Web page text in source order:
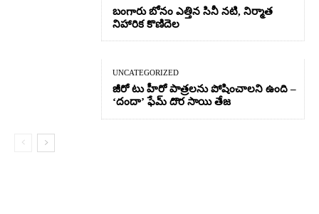
బంగారు బోనం ఎత్తిన సినీ నటి, నిర్మాత
నిహారిక కొణిదెల
UNCATEGORIZED
జీరో టు హీరో పాత్రలను పోషించాలని ఉంది –
‘దందా’ ఫేమ్ దొర సాయి తేజ